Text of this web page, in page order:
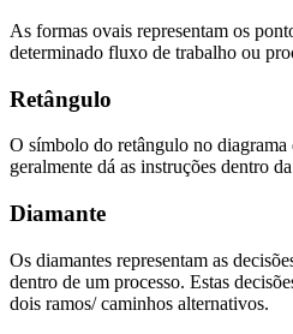
As formas ovais representam os
determinado fluxo de trabalho ou
Retângulo
O símbolo do retângulo no
geralmente dá as instruções dentro
Diamante
Os diamantes representam as
dentro de um processo. Estas
dois ramos/ caminhos alternativos.